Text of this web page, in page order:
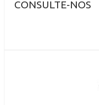
CONSULTE-NOS